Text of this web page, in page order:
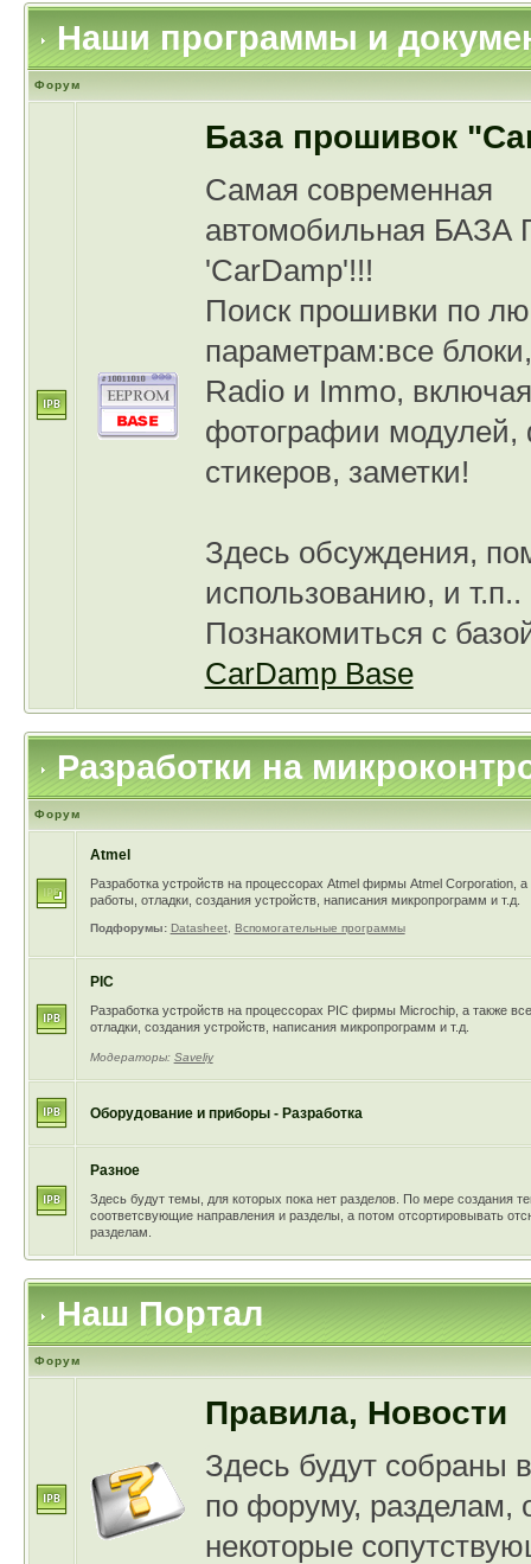
Наши программы и
Форум
База прошивок
Самая современная
автомобильная
'CarDamp'!!!
Поиск прошивки по
параметрам:все
Radio и Immo, включая
фотографии модулей,
стикеров, заметки!
Здесь обсуждения,
использованию, и т.п..
Познакомиться с
CarDamp Base
Разработки на
Форум
Atmel
Разработка устройств на процессорах Atmel фирмы Atmel Corporation,
работы, отладки, создания устройств, написания микропрограмм и т.д.
Подфорумы: Datasheet, Вспомогательные программы
PIC
Разработка устройств на процессорах PIC фирмы Microchip, а также
отладки, создания устройств, написания микропрограмм и т.д.
Модераторы: Saveliy
Оборудование и приборы - Разработка
Разное
Здесь будут темы, для которых пока нет разделов. По мере создания
соответсвующие направления и разделы, а потом отсортировывать
разделам.
Наш Портал
Форум
Правила, Новости
Здесь будут собраны
по форуму, разделам,
некоторые